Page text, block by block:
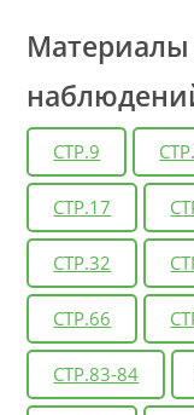
Материалы
СТР.9
СТР.17
СТР.32
СТР.66
СТР.83-84